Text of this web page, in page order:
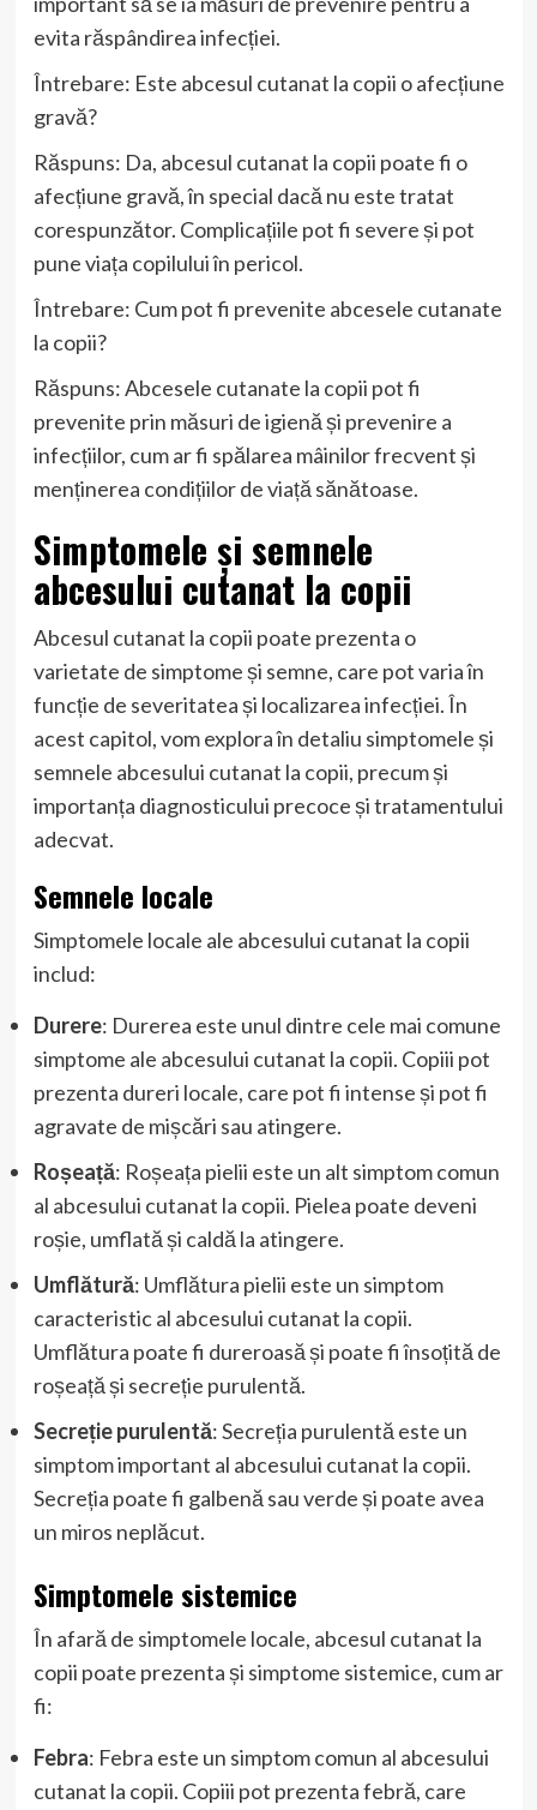
evita răspândirea infecției.
Întrebare: Este abcesul cutanat la copii o afecțiune
gravă?
Răspuns: Da, abcesul cutanat la copii poate fi o
afecțiune gravă, în special dacă nu este tratat
corespunzător. Complicațiile pot fi severe și pot
pune viața copilului în pericol.
Întrebare: Cum pot fi prevenite abcesele cutanate
la copii?
Răspuns: Abcesele cutanate la copii pot fi
prevenite prin măsuri de igienă și prevenire a
infecțiilor, cum ar fi spălarea mâinilor frecvent și
menținerea condițiilor de viață sănătoase.
Simptomele și semnele
abcesului cutanat la copii
Abcesul cutanat la copii poate prezenta o
varietate de simptome și semne, care pot varia în
funcție de severitatea și localizarea infecției. În
acest capitol, vom explora în detaliu simptomele și
semnele abcesului cutanat la copii, precum și
importanța diagnosticului precoce și tratamentului
adecvat.
Semnele locale
Simptomele locale ale abcesului cutanat la copii
includ:
Durere: Durerea este unul dintre cele mai comune
simptome ale abcesului cutanat la copii. Copiii pot
prezenta dureri locale, care pot fi intense și pot fi
agravate de mișcări sau atingere.
Roșeață: Roșeața pielii este un alt simptom comun
al abcesului cutanat la copii. Pielea poate deveni
roșie, umflată și caldă la atingere.
Umflătură: Umflătura pielii este un simptom
caracteristic al abcesului cutanat la copii.
Umflătura poate fi dureroasă și poate fi însoțită de
roșeață și secreție purulentă.
Secreție purulentă: Secreția purulentă este un
simptom important al abcesului cutanat la copii.
Secreția poate fi galbenă sau verde și poate avea
un miros neplăcut.
Simptomele sistemice
În afară de simptomele locale, abcesul cutanat la
copii poate prezenta și simptome sistemice, cum ar
fi:
Febra: Febra este un simptom comun al abcesului
cutanat la copii. Copiii pot prezenta febră, care